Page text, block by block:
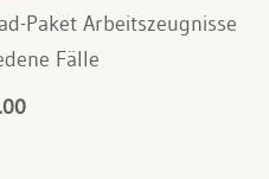
Paket Arbeitszeugnisse
Fälle